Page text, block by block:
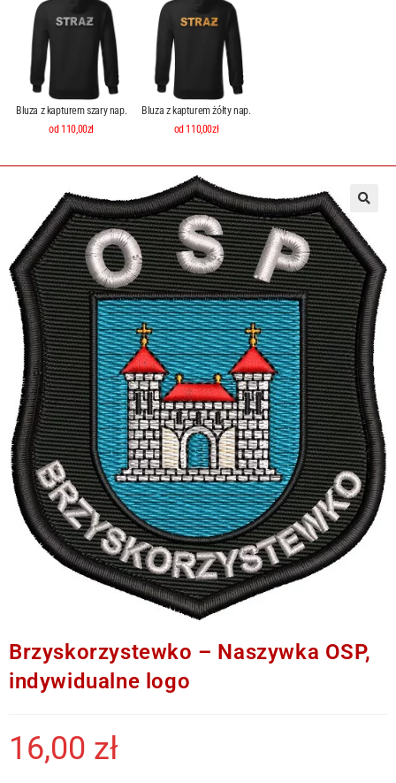
Bluza z kapturem szary nap.
od 110,00zł
Bluza z kapturem żółty nap.
od 110,00zł
Brzyskorzystewko – Naszywka OSP,
indywidualne logo
16,00 zł